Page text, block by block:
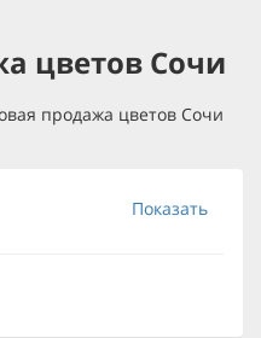
цветов Сочи
продажа цветов Сочи
Показать